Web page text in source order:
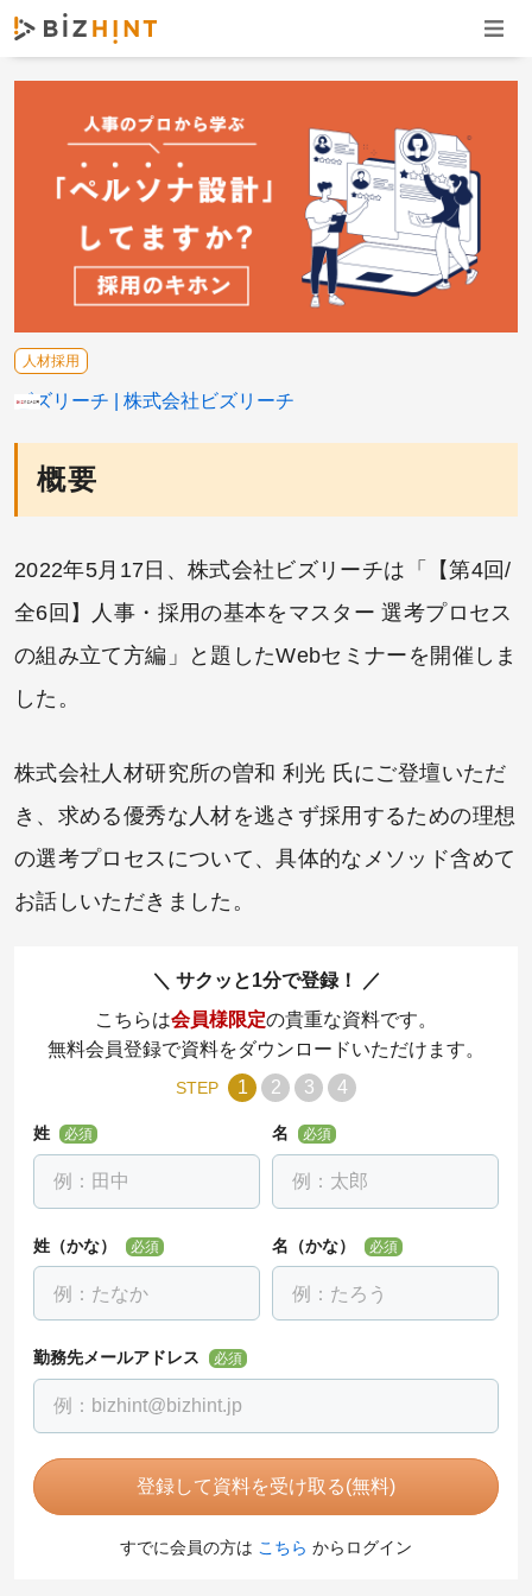
ナビ
概要
2022年5月17日、株式会社ビズリーチは「【第4回/
全6回】人事・採用の基本をマスター 選考プロセス
の組み立て方編」と題したWebセミナーを開催しま
した。
株式会社人材研究所の曽和 利光 氏にご登壇いただ
き、求める優秀な人材を逃さず採用するための理想
の選考プロセスについて、具体的なメソッド含めて
お話しいただきました。
人材採用
ビズリーチ 株式会社ビズリーチ
サクッと1分で登録！
こちらは会員様限定の貴重な資料です。
無料会員登録で資料をダウンロードいただけます。
STEP 1 2 3 4
姓 必須 名 必須
姓（かな） 必須 名（かな） 必須
勤務先メールアドレス 必須
登録して資料を受け取る(無料)
すでに会員の方は こちら からログイン